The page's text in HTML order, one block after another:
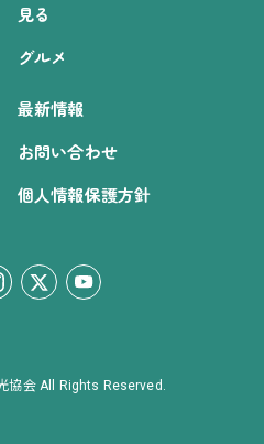
見る
グルメ
最新情報
お問い合わせ
個人情報保護方針
協会 All Rights Reserved.